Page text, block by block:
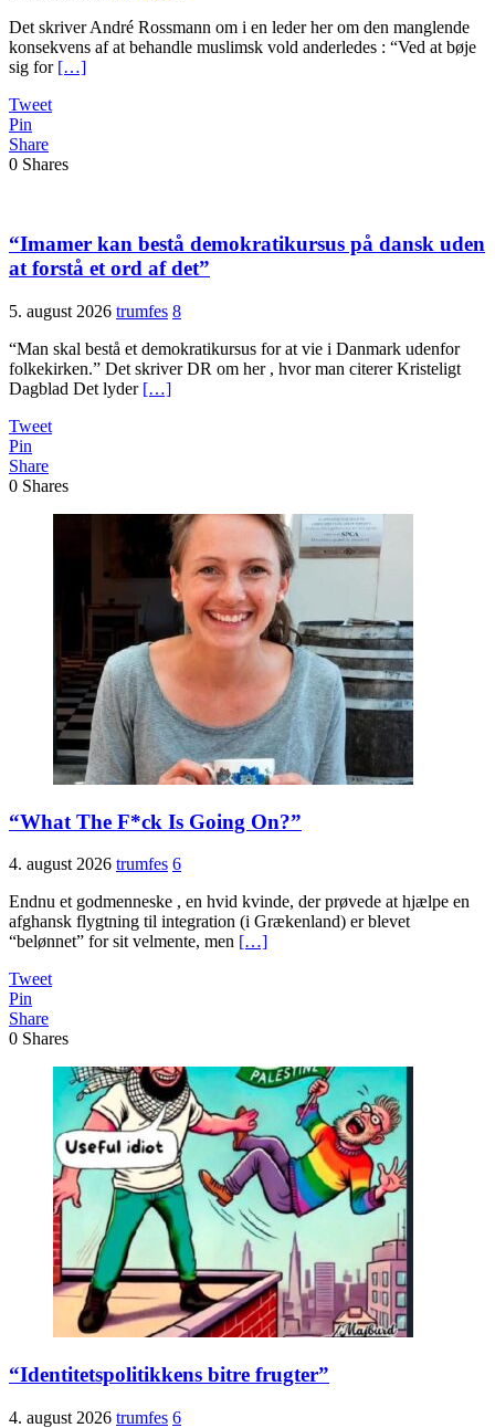
Det skriver André Rossmann om i en leder her om den manglende
konsekvens af at behandle muslimsk vold anderledes : “Ved at bøje
sig for […]
Tweet
Pin
Share
0 Shares
“Imamer kan bestå demokratikursus på dansk uden
at forstå et ord af det”
5. august 2026 trumfes 8
“Man skal bestå et demokratikursus for at vie i Danmark udenfor
folkekirken.” Det skriver DR om her , hvor man citerer Kristeligt
Dagblad Det lyder […]
Tweet
Pin
Share
0 Shares
“What The F*ck Is Going On?”
4. august 2026 trumfes 6
Endnu et godmenneske , en hvid kvinde, der prøvede at hjælpe en
afghansk flygtning til integration (i Grækenland) er blevet
“belønnet” for sit velmente, men […]
Tweet
Pin
Share
0 Shares
“Identitetspolitikkens bitre frugter”
4. august 2026 trumfes 6